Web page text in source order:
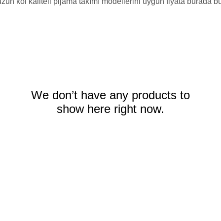
We don’t have any products to
show here right now.